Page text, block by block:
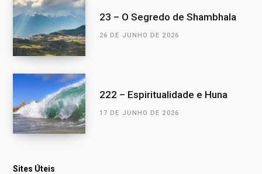
23 – O Segredo de Shambhala
26 DE JUNHO DE 2026
222 – Espiritualidade e Huna
17 DE JUNHO DE 2026
Sites Úteis